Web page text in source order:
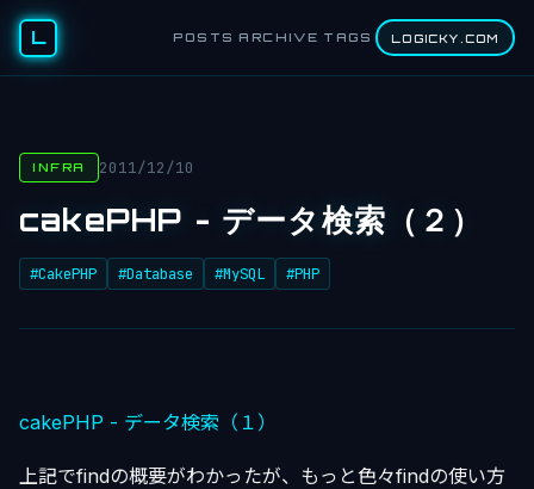
L POSTS ARCHIVE TAGS LOGICKY.COM
INFRA 2011/12/10
cakePHP - データ検索（２）
#CakePHP #Database #MySQL #PHP
cakePHP - データ検索（１）
上記でfindの概要がわかったが、もっと色々findの使い方